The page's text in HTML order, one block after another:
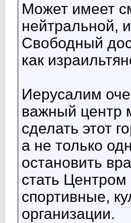
Может имеет
нейтральной,
Свободный
как
Иерусалим
важный центр
сделать этот
а не только
остановить
стать
спортивные,
организации.